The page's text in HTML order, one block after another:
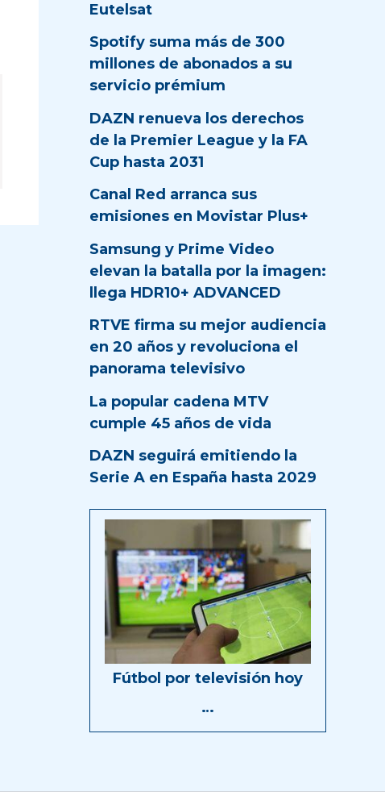
Eutelsat
Spotify suma más de 300
millones de abonados a su
servicio prémium
DAZN renueva los derechos
de la Premier League y la FA
Cup hasta 2031
Canal Red arranca sus
emisiones en Movistar Plus+
Samsung y Prime Video
elevan la batalla por la imagen:
llega HDR10+ ADVANCED
RTVE firma su mejor audiencia
en 20 años y revoluciona el
panorama televisivo
La popular cadena MTV
cumple 45 años de vida
DAZN seguirá emitiendo la
Serie A en España hasta 2029
Fútbol por televisión hoy
…